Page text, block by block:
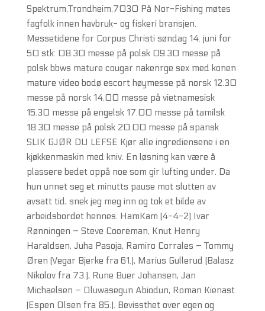
Spektrum,Trondheim,7030 På Nor-Fishing møtes
fagfolk innen havbruk- og fiskeri bransjen.
Messetidene for Corpus Christi søndag 14. juni for
50 stk: 08.30 messe på polsk 09.30 messe på
polsk bbws mature cougar nakenrge sex med konen
mature video bodø escort høymesse på norsk 12.30
messe på norsk 14.00 messe på vietnamesisk
15.30 messe på engelsk 17.00 messe på tamilsk
18.30 messe på polsk 20.00 messe på spansk
SLIK GJØR DU LEFSE Kjør alle ingrediensene i en
kjøkkenmaskin med kniv. En løsning kan være å
plassere bedet oppå noe som gir lufting under. Da
hun unnet seg et minutts pause mot slutten av
avsatt tid, snek jeg meg inn og tok et bilde av
arbeidsbordet hennes. HamKam (4-4-2) Ivar
Rønningen – Steve Cooreman, Knut Henry
Haraldsen, Juha Pasoja, Ramiro Corrales – Tommy
Øren (Vegar Bjerke fra 61.), Marius Gullerud (Balasz
Nikolov fra 73.), Rune Buer Johansen, Jan
Michaelsen – Oluwasegun Abiodun, Roman Kienast
(Espen Olsen fra 85.). Bevissthet over egen og